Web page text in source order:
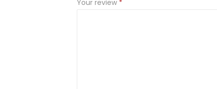
Your review *